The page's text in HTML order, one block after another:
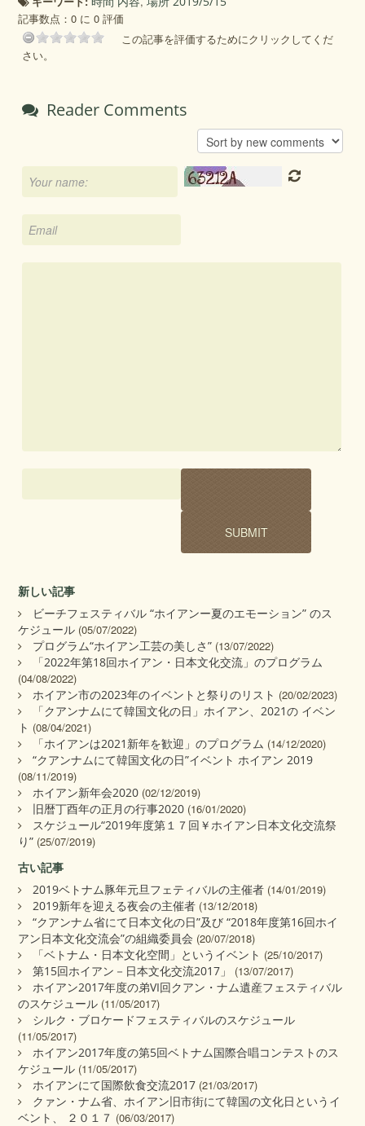
記事数点：0 に 0 評価
この記事を評価するためにクリックしてくだ
さい。
Reader Comments
新しい記事
ビーチフェスティバル “ホイアンー夏のエモーション” のス
ケジュール (05/07/2022)
プログラム“ホイアン工芸の美しさ” (13/07/2022)
「2022年第18回ホイアン・日本文化交流」のプログラム
(04/08/2022)
ホイアン市の2023年のイベントと祭りのリスト (20/02/2023)
「クアンナムにて韓国文化の日」ホイアン、2021の イベン
ト (08/04/2021)
「ホイアンは2021新年を歓迎」のプログラム (14/12/2020)
“クアンナムにて韓国文化の日”イベント ホイアン 2019
(08/11/2019)
ホイアン新年会2020 (02/12/2019)
旧暦丁酉年の正月の行事2020 (16/01/2020)
スケジュール“2019年度第１７回￥ホイアン日本文化交流祭
り” (25/07/2019)
古い記事
2019ベトナム豚年元旦フェティバルの主催者 (14/01/2019)
2019新年を迎える夜会の主催者 (13/12/2018)
“クアンナム省にて日本文化の日”及び “2018年度第16回ホイ
アン日本文化交流会”の組織委員会 (20/07/2018)
「ベトナム・日本文化空間」というイベント (25/10/2017)
第15回ホイアン－日本文化交流2017」
(13/07/2017)
ホイアン2017年度の弟VI回クアン・ナム遺産フェスティバル
のスケジュール (11/05/2017)
シルク・ブロケードフェスティバルのスケジュール
(11/05/2017)
ホイアン2017年度の第5回ベトナム国際合唱コンテストのス
ケジュール (11/05/2017)
ホイアンにて国際飲食交流2017 (21/03/2017)
クァン・ナム省、ホイアン旧市街にて韓国の文化日というイ
ベント、 ２０１７ (06/03/2017)